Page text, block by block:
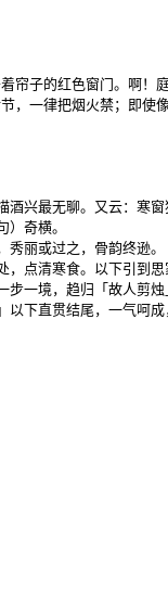
帘子的红色窗门。啊
，一律把烟火禁；即
兴最无聊。又云：寒
奇横。
丽或过之，骨韵终逊
点清寒食。以下引到
一境，趋归「故人剪
下直贯结尾，一气呵